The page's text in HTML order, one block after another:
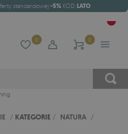
standardowej -5%KOD:LATO
0 0
/ KATEGORIE / NATURA /